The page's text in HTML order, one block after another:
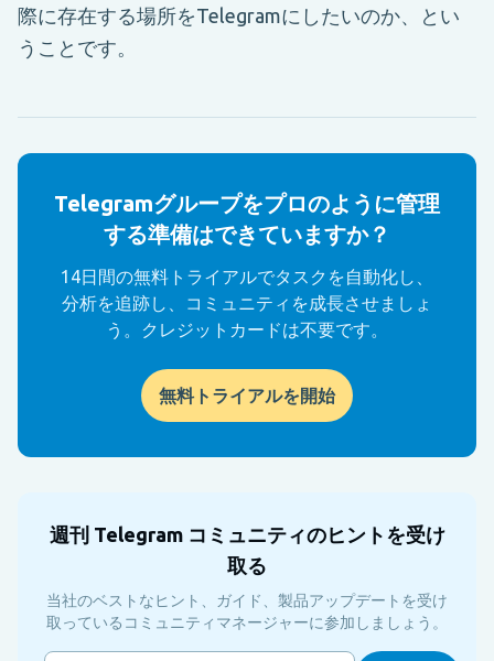
際に存在する場所をTelegramにしたいのか、とい
うことです。
Telegramグループをプロのように管理
する準備はできていますか？
14日間の無料トライアルでタスクを自動化し、
分析を追跡し、コミュニティを成長させましょ
う。クレジットカードは不要です。
無料トライアルを開始
週刊 Telegram コミュニティのヒントを受け
取る
当社のベストなヒント、ガイド、製品アップデートを受け
取っているコミュニティマネージャーに参加しましょう。